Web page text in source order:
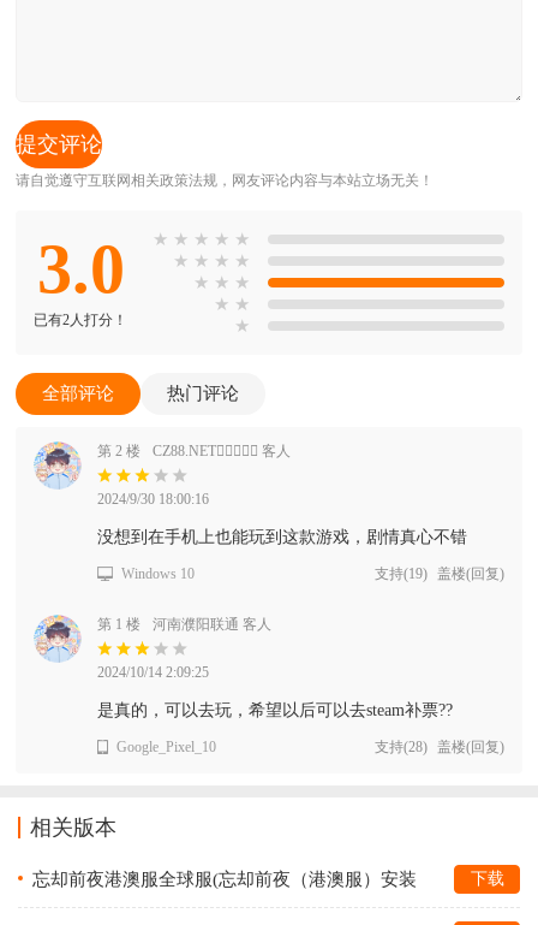
请自觉遵守互联网相关政策法规，网友评论内容与本站立场无关！
3.0
已有2人打分！
★ ★ ★ ★ ★
★ ★ ★ ★
★ ★ ★
★ ★
★
全部评论 热门评论
第 2 楼 CZ88.NET 客人
2024/9/30 18:00:16
没想到在手机上也能玩到这款游戏，剧情真心不错
Windows 10 支持(19) 盖楼(回复)
第 1 楼 河南濮阳联通 客人
2024/10/14 2:09:25
是真的，可以去玩，希望以后可以去steam补票??
Google_Pixel_10 支持(28) 盖楼(回复)
相关版本
忘却前夜港澳服全球服(忘却前夜（港澳服）安装
下载